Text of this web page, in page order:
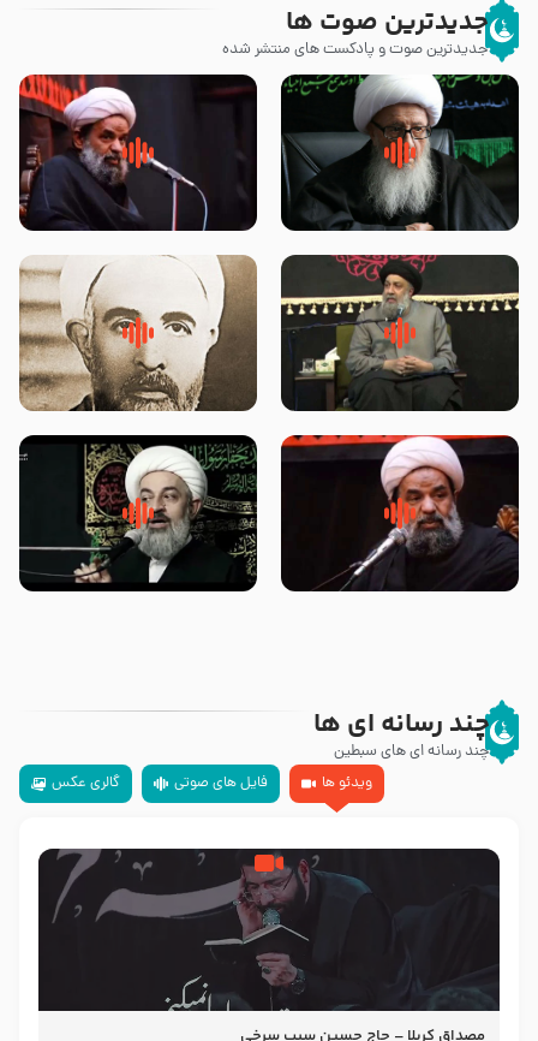
جدیدترین صوت ها
جدیدترین صوت و پادکست های منتشر شده
زوّار اربعین امام حسین (علیه
السلام) با این اشتیاق به زیارت
روضه جانسوز پاره های جگر امام
حسن مجتبی علیه السلام-حجت
لقب حضرت رقیه سلام الله علیها به
چه معناست – حجت الاسلام علوی
روضه‌ی مجلس یزید ملعون و
اسارت اهل‌بیت علیهم‌السلام –
محدث زاده
سلام جوانی که امام حسین علیه
السلام خودش جوابش را دادند
زیارتی که اسباب رزق زیاد و عمر
طولانی است حجت السلام حسین
چند رسانه ای ها
چند رسانه ای های سبطین
ویدئو ها
فایل های صوتی گالری عکس
مصداق کربلا – حاج حسین سیب سرخی